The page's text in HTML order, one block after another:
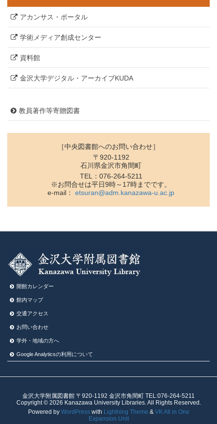
アカンサス・ポータル
学術メディア創成センター
資料館
金沢大学デジタル・アーカイブKUDA
教員著作等寄贈図書
［中央図書館へのお問い合わせ］
〒920-1192
石川県金沢市角間町
TEL：076-264-5211
※お問合せは平日9時～17時までです。
e-mail： etsuran@adm.kanazawa-u.ac.jp
開館カレンダー
館内マップ
交通アクセス
お問い合わせ
学外・地域の方へ
Google Analyticsの利⽤について
金沢大学附属図書館 〒920-1192 金沢市角間町 TEL:076-264-5211
Copyright © 2026 Kanazawa University Libraries. All Rights Reserved.
Powered by WordPresswith Lightning Theme & VK All in One
Expansion Unit